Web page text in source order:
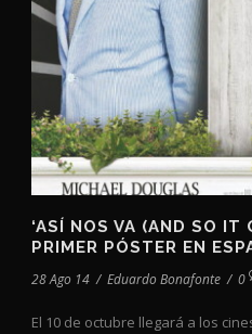
‘ASÍ NOS VA (AND SO IT
PRIMER PÓSTER EN
28 Ago 14 / Eduardo Bonafonte / 0
El 10 de octubre llegará a los